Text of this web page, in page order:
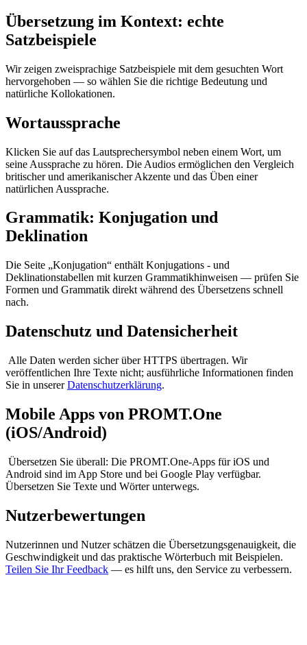
Übersetzung im Kontext: echte
Satzbeispiele
Wir zeigen zweisprachige Satzbeispiele mit dem gesuchten Wort
hervorgehoben — so wählen Sie die richtige Bedeutung und
natürliche Kollokationen.
Wortaussprache
Klicken Sie auf das Lautsprechersymbol neben einem Wort, um
seine Aussprache zu hören. Die Audios ermöglichen den Vergleich
britischer und amerikanischer Akzente und das Üben einer
natürlichen Aussprache.
Grammatik: Konjugation und
Deklination
Die Seite „Konjugation“ enthält Konjugations - und
Deklinationstabellen mit kurzen Grammatikhinweisen — prüfen Sie
Formen und Grammatik direkt während des Übersetzens schnell
nach.
Datenschutz und Datensicherheit
Alle Daten werden sicher über HTTPS übertragen. Wir
veröffentlichen Ihre Texte nicht; ausführliche Informationen finden
Sie in unsererDatenschutzerklärung.
Mobile Apps von PROMT.One
(iOS/Android)
Übersetzen Sie überall: Die PROMT.One-Apps für iOS und
Android sind im App Store und bei Google Play verfügbar.
Übersetzen Sie Texte und Wörter unterwegs.
Nutzerbewertungen
Nutzerinnen und Nutzer schätzen die Übersetzungsgenauigkeit, die
Geschwindigkeit und das praktische Wörterbuch mit Beispielen.
Teilen Sie Ihr Feedback — es hilft uns, den Service zu verbessern.